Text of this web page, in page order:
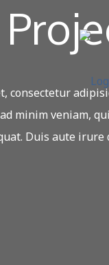
consectetur
minim veniam,
Duis aute